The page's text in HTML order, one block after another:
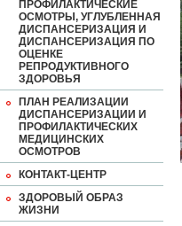
ПРОФИЛАКТИЧЕСКИЕ
ОСМОТРЫ, УГЛУБЛЕННАЯ
ДИСПАНСЕРИЗАЦИЯ И
ДИСПАНСЕРИЗАЦИЯ ПО
ОЦЕНКЕ
РЕПРОДУКТИВНОГО
ЗДОРОВЬЯ
ПЛАН РЕАЛИЗАЦИИ
ДИСПАНСЕРИЗАЦИИ И
ПРОФИЛАКТИЧЕСКИХ
МЕДИЦИНСКИХ
ОСМОТРОВ
КОНТАКТ-ЦЕНТР
ЗДОРОВЫЙ ОБРАЗ
ЖИЗНИ